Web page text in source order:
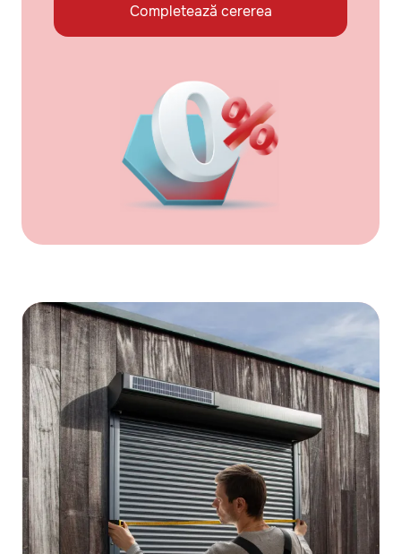
Completează cererea